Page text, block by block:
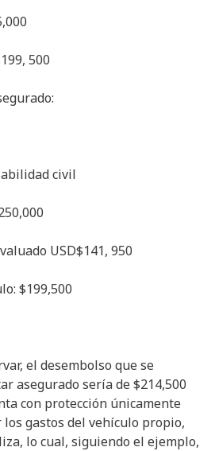
$15,000
500
civil
$250,000
USD$141, 950
$199,500
el desembolso que se
asegurado sería de $214,500
con protección únicamente
gastos del vehículo propio,
lo cual, siguiendo el ejemplo,